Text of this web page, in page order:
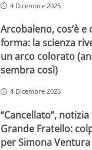
4 Dicembre 2025
Arcobaleno, cos’è e
forma: la scienza
un arco colorato
sembra così)
4 Dicembre 2025
“Cancellato”,
Grande Fratello:
per Simona Ventura